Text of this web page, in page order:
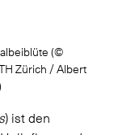
(©
Zürich / Albert
) ist den